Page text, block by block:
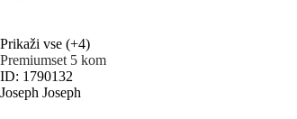
Prikaži vse (+4)
Premiumset 5 kom
ID: 1790132
Joseph Joseph